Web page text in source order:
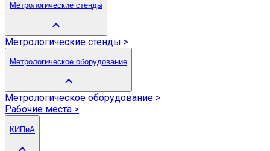
Метрологические стенды
Метрологические стенды >
Метрологическое оборудование
Метрологическое оборудование >
Рабочие места >
КИПиА